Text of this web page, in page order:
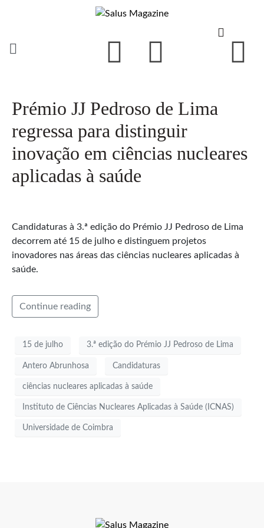
Prémio JJ Pedroso de Lima
regressa para distinguir
inovação em ciências nucleares
aplicadas à saúde
Candidaturas à 3.ª edição do Prémio JJ Pedroso de Lima
decorrem até 15 de julho e distinguem projetos
inovadores nas áreas das ciências nucleares aplicadas à
saúde.
Continue reading
15 de julho 3.ª edição do Prémio JJ Pedroso de Lima
Antero Abrunhosa Candidaturas
ciências nucleares aplicadas à saúde
Instituto de Ciências Nucleares Aplicadas à Saúde (ICNAS)
Universidade de Coimbra